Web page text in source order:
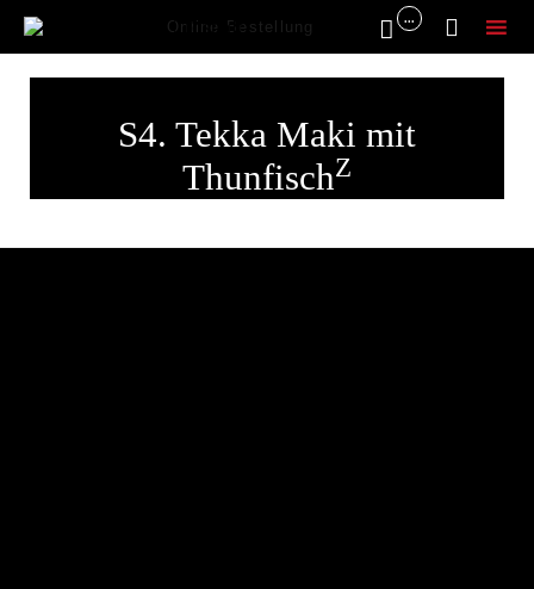
Online Bestellung  ... 
S4. Tekka Maki mit
ThunfischZ